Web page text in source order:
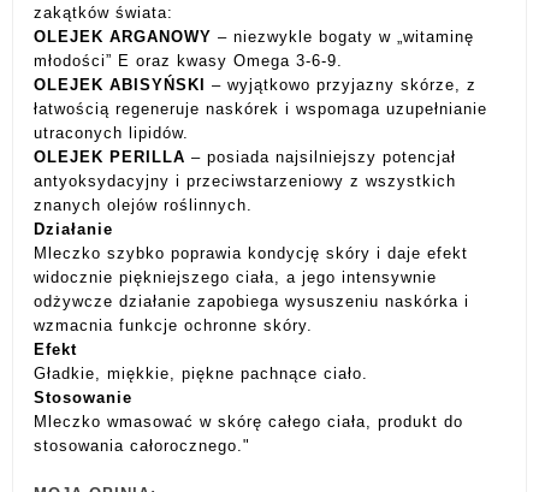
zakątków świata:
OLEJEK ARGANOWY – niezwykle bogaty w „witaminę
młodości” E oraz kwasy Omega 3-6-9.
OLEJEK ABISYŃSKI
– wyjątkowo przyjazny skórze, z
łatwością regeneruje naskórek i wspomaga uzupełnianie
utraconych lipidów.
OLEJEK PERILLA – posiada najsilniejszy potencjał
antyoksydacyjny i przeciwstarzeniowy z wszystkich
znanych olejów roślinnych.
Działanie
Mleczko szybko poprawia kondycję skóry i daje efekt
widocznie piękniejszego ciała, a jego intensywnie
odżywcze działanie zapobiega wysuszeniu naskórka i
wzmacnia funkcje ochronne skóry.
Efekt
Gładkie, miękkie, piękne pachnące ciało.
Stosowanie
Mleczko wmasować w skórę całego ciała, produkt do
stosowania całorocznego."